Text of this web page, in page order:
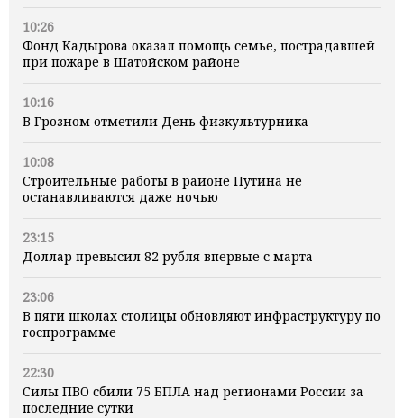
10:26
Фонд Кадырова оказал помощь семье, пострадавшей
при пожаре в Шатойском районе
10:16
В Грозном отметили День физкультурника
10:08
Строительные работы в районе Путина не
останавливаются даже ночью
23:15
Доллар превысил 82 рубля впервые с марта
23:06
В пяти школах столицы обновляют инфраструктуру по
госпрограмме
22:30
Силы ПВО сбили 75 БПЛА над регионами России за
последние сутки